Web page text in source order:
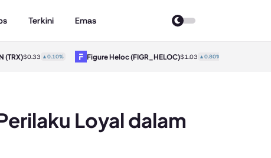
Terkini Emas
$0.33▲0.10% Figure Heloc(FIGR_HELOC)$1.03▲0.80%
Loyal dalam